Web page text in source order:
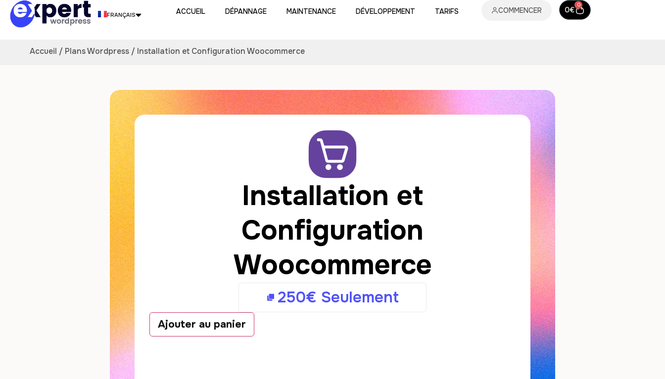
FRANÇAIS
ESPAÑOL
DEUTSCH
NEDERLANDS
ACCUEIL DÉPANNAGE MAINTENANCE DÉVELOPPEMENT TARIFS COMMENCER 0€ 0
Accueil / Plans Wordpress / Installation et Configuration Woocommerce
Installation et
Configuration
Woocommerce
250€ Seulement
Ajouter au panier